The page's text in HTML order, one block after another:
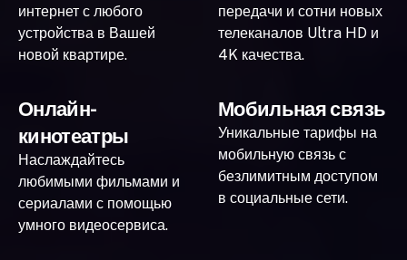
интернет с любого
устройства в Вашей
новой квартире.
передачи и сотни новых
телеканалов Ultra HD и
4K качества.
Онлайн-
кинотеатры
Наслаждайтесь
любимыми фильмами и
сериалами с помощью
умного видеосервиса.
Мобильная связь
Уникальные тарифы на
мобильную связь с
безлимитным доступом
в социальные сети.